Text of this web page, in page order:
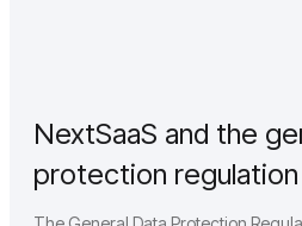
NextSaaS and the
protection regulation